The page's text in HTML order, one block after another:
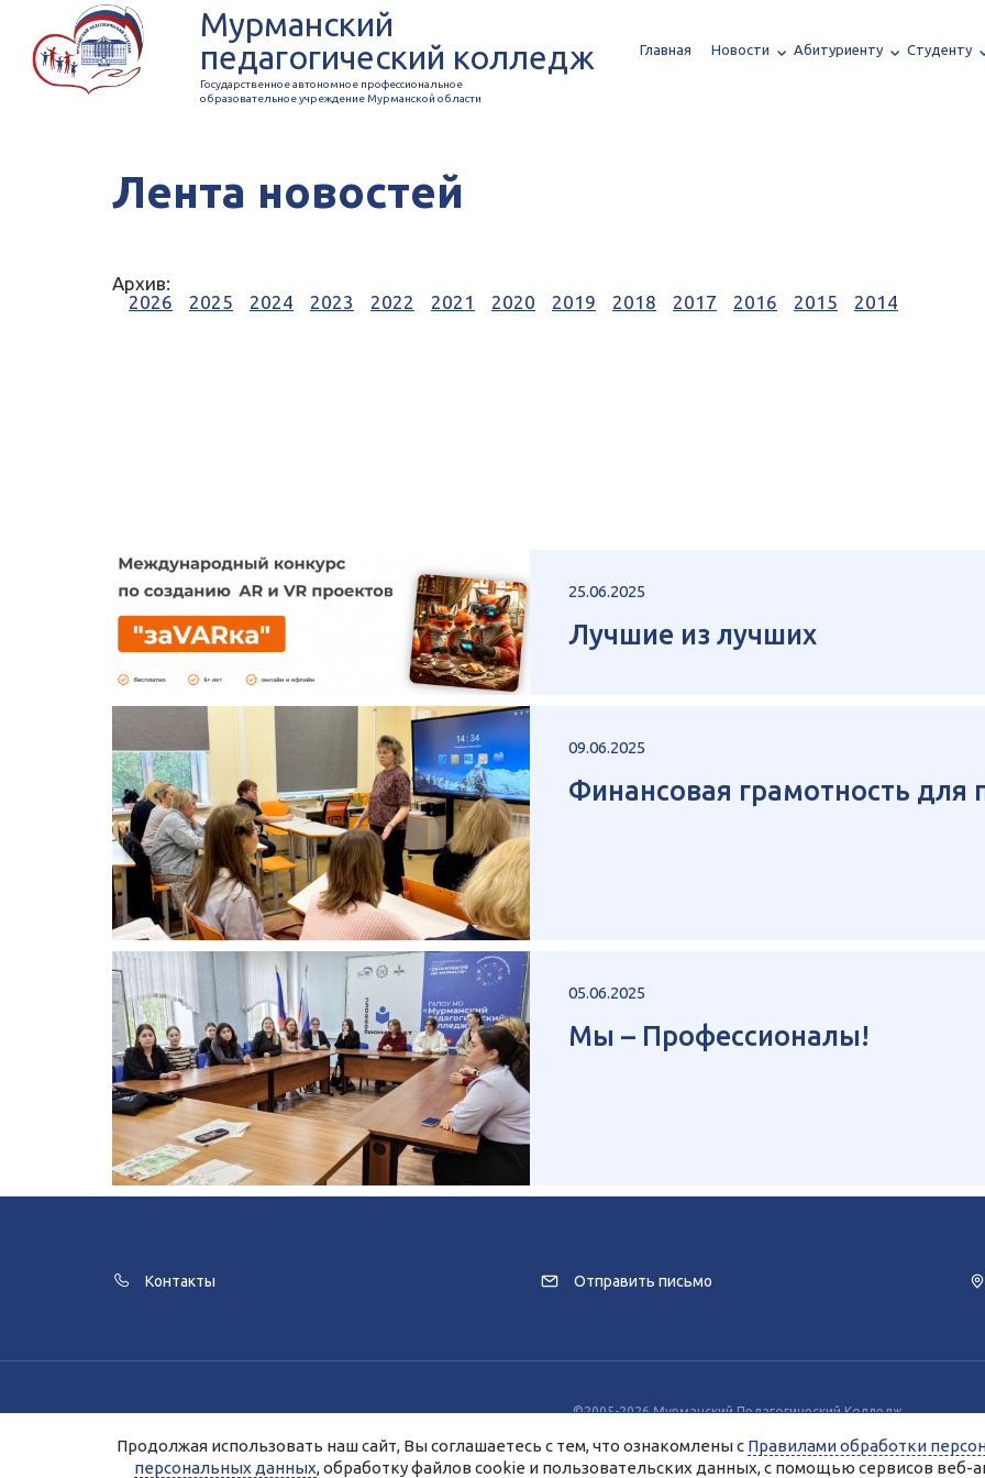
Мурманский
педагогический колледж
Государственное автономное профессиональное
образовательное учреждение Мурманской области
Главная Новости Абитуриенту Студенту
Лента новостей
Архив:
2026
2025 2024 2023 2022 2021 2020 2019 2018 2017 2016 2015 2014
25.06.2025
Лучшие из лучших
09.06.2025
Финансовая грамотность для
05.06.2025
Мы – Профессионалы!
Контакты Отправить письмо
©2005-2026 Мурманский Педагогический Колледж.
Для улучшения работы сайта и его взаимодействия с пользователями используются файлы cookie и сервисы
Продолжая работу с сайтом, Вы даете разрешение на использование cookie-файлов и согласие на обработку
Вы всегда можете отключить файлы cookie в настройках Вашего браузера.
Продолжая использовать наш сайт, Вы соглашаетесь с тем, что ознакомлены с Правилами обработки
персональных данных, обработку файлов cookie и пользовательских данных, с помощью сервисов веб-